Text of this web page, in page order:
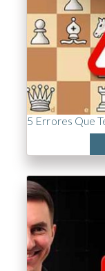
5 Errores Que